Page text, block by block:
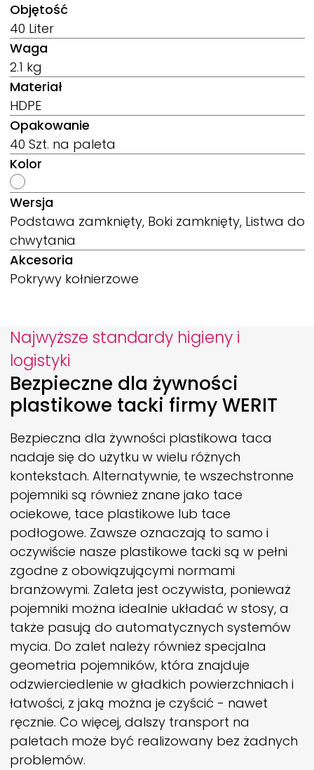
Objętość
40 Liter
Waga
2.1 kg
Materiał
HDPE
Opakowanie
40 Szt. na paleta
Kolor
Wersja
Podstawa zamknięty, Boki zamknięty, Listwa do
chwytania
Akcesoria
Pokrywy kołnierzowe
Najwyższe standardy higieny i
logistyki
Bezpieczne dla żywności
plastikowe tacki firmyWERIT
Bezpieczna dla żywności plastikowa taca
nadaje się do użytku w wielu różnych
kontekstach. Alternatywnie, te wszechstronne
pojemniki są również znane jako tace
ociekowe, tace plastikowe lub tace
podłogowe. Zawsze oznaczają to samo i
oczywiście nasze plastikowe tacki są w pełni
zgodne z obowiązującymi normami
branżowymi. Zaleta jest oczywista, ponieważ
pojemniki można idealnie układać w stosy, a
także pasują do automatycznych systemów
mycia. Do zalet należy również specjalna
geometria pojemników, która znajduje
odzwierciedlenie w gładkich powierzchniach i
łatwości, z jaką można je czyścić - nawet
ręcznie. Co więcej, dalszy transport na
paletach może być realizowany bez żadnych
problemów.